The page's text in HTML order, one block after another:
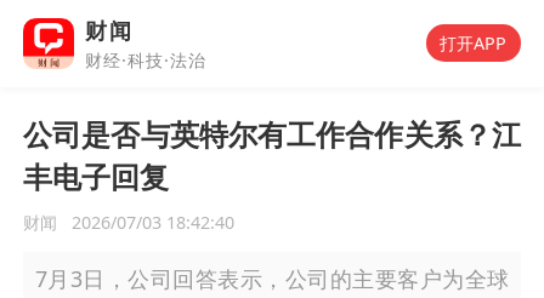
财闻
财经·科技·法治
打开APP
公司是否与英特尔有工作合作关系？江
丰电子回复
财闻 2026/07/03 18:42:40
7月3日，公司回答表示，公司的主要客户为全球